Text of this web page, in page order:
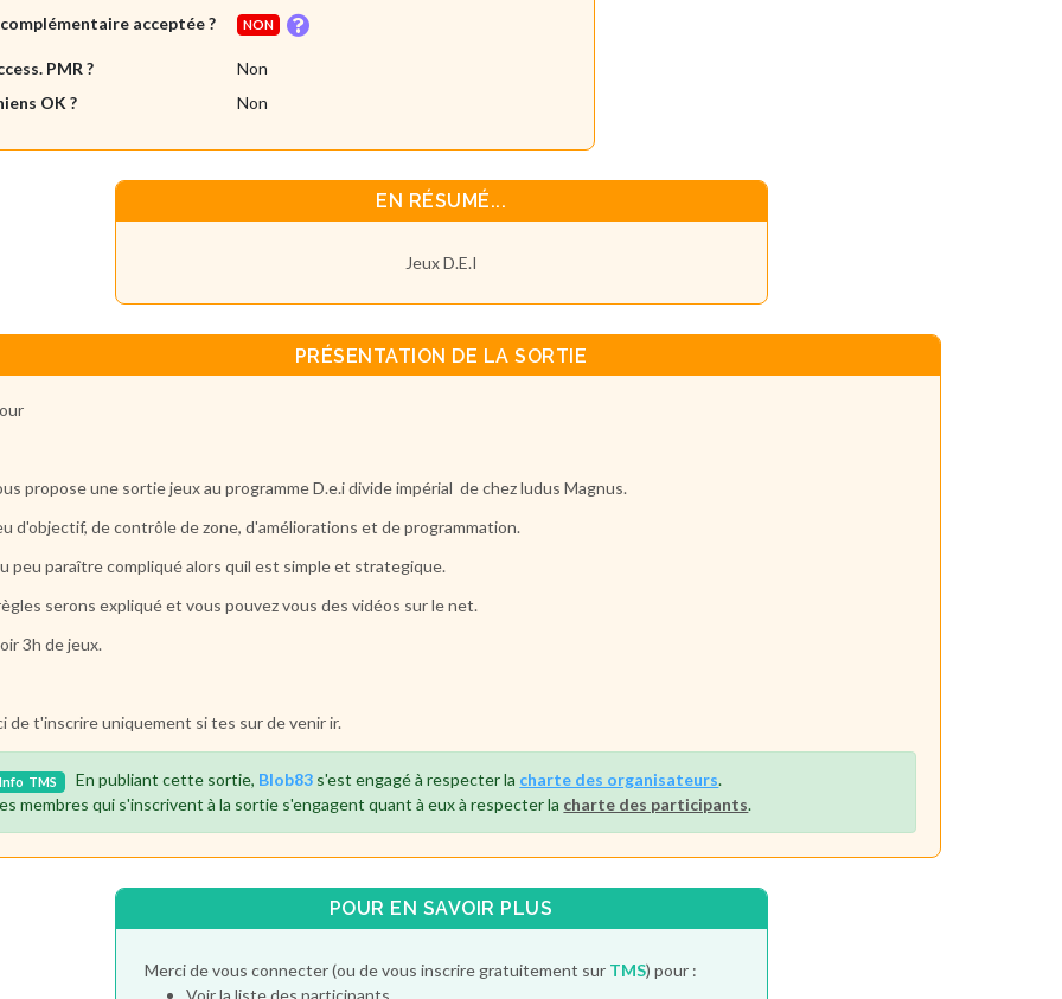
acceptée ?
NON
PMR ?
Non
OK ?
Non
EN RÉSUMÉ...
Jeux D.E.I
PRÉSENTATION DE LA SORTIE
propose une sortie jeux au programme D.e.i divide impérial de chez ludus Magnus.
d'objectif, de contrôle de zone, d'améliorations et de programmation.
peu paraître compliqué alors quil est simple et strategique.
serons expliqué et vous pouvez vous des vidéos sur le net.
3h de jeux.
de t'inscrire uniquement si tes sur de venir ir.
TMS En publiant cette sortie, Blob83 s'est engagé à respecter la charte des organisateurs.
membres qui s'inscrivent à la sortie s'engagent quant à eux à respecter la charte des participants.
POUR EN SAVOIR PLUS
Merci de vous connecter (ou de vous inscrire gratuitement sur TMS) pour :
Voir la liste des participants